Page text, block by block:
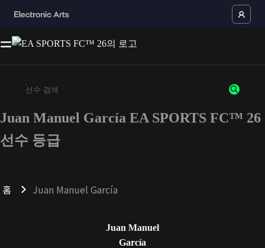
최소 3자 이상의 문자 또는 숫자를 입력하세요
Juan Manuel García EA SPORTS FC™ 26
선수 등급
홈 Juan Manuel García
Juan Manuel
García